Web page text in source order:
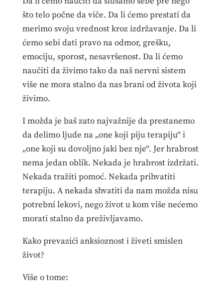
što telo počne da viče. Da li ćemo prestati da
merimo svoju vrednost kroz izdržavanje. Da li
ćemo sebi dati pravo na odmor, grešku,
emociju, sporost, nesavršenost. Da li ćemo
naučiti da živimo tako da naš nervni sistem
više ne mora stalno da nas brani od života koji
živimo.
I možda je baš zato najvažnije da prestanemo
da delimo ljude na „one koji piju terapiju“ i
„one koji su dovoljno jaki bez nje“. Jer hrabrost
nema jedan oblik. Nekada je hrabrost izdržati.
Nekada tražiti pomoć. Nekada prihvatiti
terapiju. A nekada shvatiti da nam možda nisu
potrebni lekovi, nego život u kom više nećemo
morati stalno da preživljavamo.
Kako prevazići anksioznost i živeti smislen
život?
Više o tome: